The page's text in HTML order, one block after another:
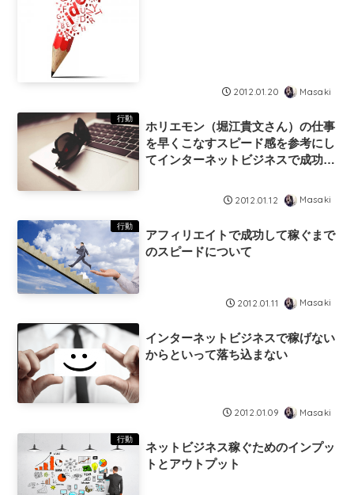
2012.01.20 Masaki
行動
ホリエモン（堀江貴文さん）の仕事
を早くこなすスピード感を参考にし
てインターネットビジネスで成功し
2012.01.12 Masaki
行動
アフィリエイトで成功して稼ぐまで
のスピードについて
2012.01.11 Masaki
インターネットビジネスで稼げない
からといって落ち込まない
2012.01.09 Masaki
行動
ネットビジネス稼ぐためのインプッ
トとアウトプット